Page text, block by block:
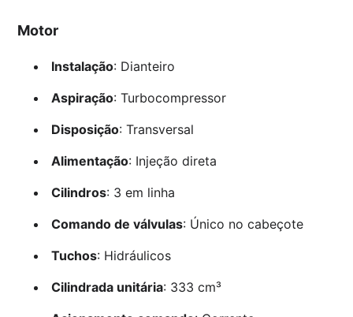
Motor
Instalação: Dianteiro
Aspiração: Turbocompressor
Disposição: Transversal
Alimentação: Injeção direta
Cilindros: 3 em linha
Comando de válvulas: Único no cabeçote
Tuchos: Hidráulicos
Cilindrada unitária: 333 cm³